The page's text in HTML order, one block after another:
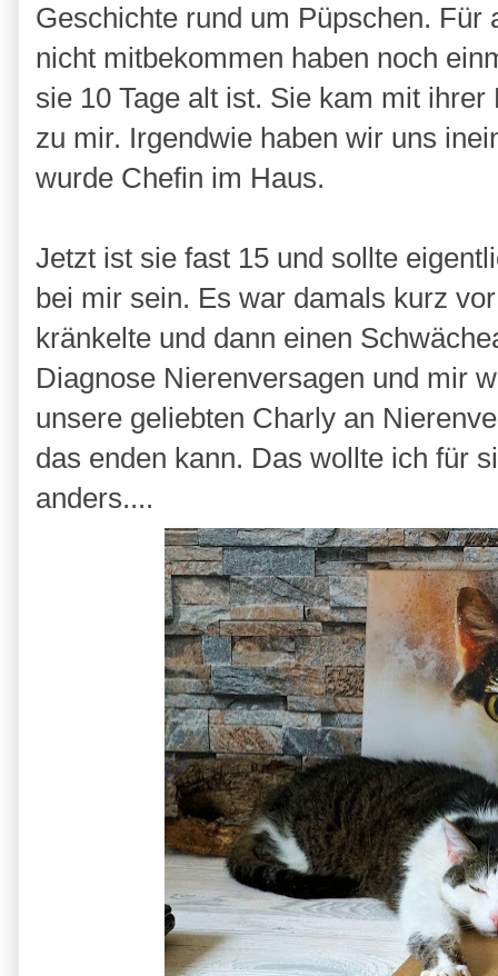
Geschichte rund um Püpschen.
nicht mitbekommen haben noch
sie 10 Tage alt ist. Sie kam mit
zu mir. Irgendwie haben wir uns
wurde Chefin im Haus.
Jetzt ist sie fast 15 und sollte
bei mir sein. Es war damals kurz
kränkelte und dann einen
Diagnose Nierenversagen und mir
unsere geliebten Charly an
das enden kann. Das wollte ich für
anders....